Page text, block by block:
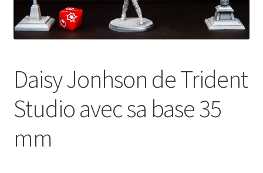
Daisy Jonhson de Trident
Studio avec sa base 35
mm